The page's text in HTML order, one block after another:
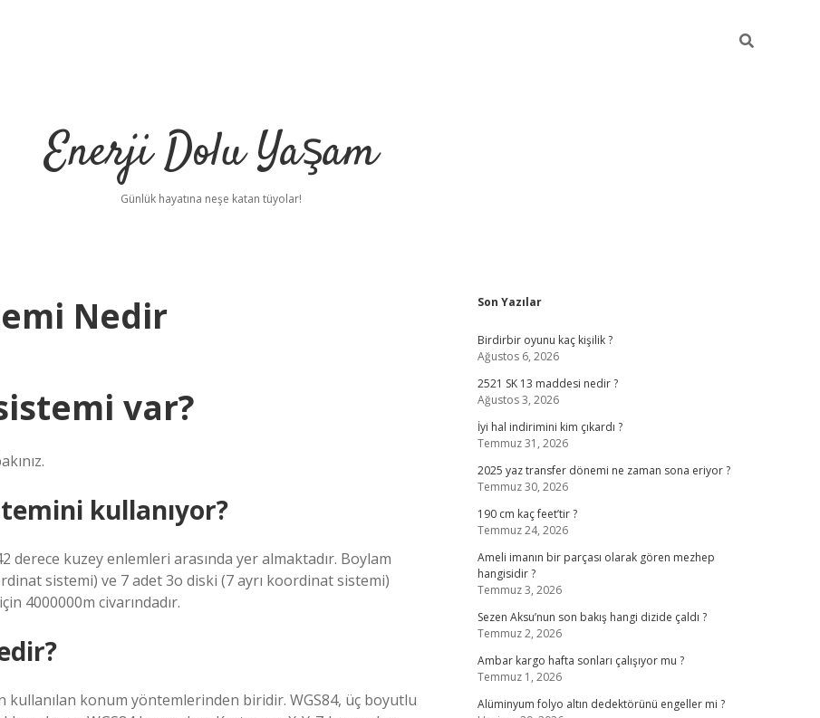
Enerji Dolu Yaşam
Günlük hayatına neşe katan tüyolar!
Nedir
var?
kullanıyor?
derece kuzey enlemleri arasında yer almaktadır. Boylam
sistemi) ve 7 adet 3o diski (7 ayrı koordinat sistemi)
4000000m civarındadır.
kullanılan konum yöntemlerinden biridir. WGS84, üç boyutlu
Sidebar
Son Yazılar
Birdirbir oyunu kaç kişilik ?
Ağustos 6, 2026
2521 SK 13 maddesi nedir ?
Ağustos 3, 2026
İyi hal indirimini kim çıkardı ?
Temmuz 31, 2026
2025 yaz transfer dönemi ne zaman sona eriyor ?
Temmuz 30, 2026
190 cm kaç feet’tir ?
Temmuz 24, 2026
Ameli imanın bir parçası olarak gören mezhep
hangisidir ?
Temmuz 3, 2026
Sezen Aksu’nun son bakış hangi dizide çaldı ?
Temmuz 2, 2026
Ambar kargo hafta sonları çalışıyor mu ?
Temmuz 1, 2026
Alüminyum folyo altın dedektörünü engeller mi ?